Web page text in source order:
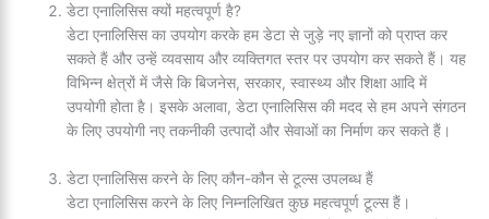
डेटा एनालिसिस क्यों महत्वपूर्ण है?
डेटा एनालिसिस का उपयोग करके हम डेटा से जुड़े नए ज्ञानों को प्राप्त कर
सकते हैं और उन्हें व्यवसाय और व्यक्तिगत स्तर पर उपयोग कर सकते हैं। यह
विभिन्न क्षेत्रों में जैसे कि बिजनेस, सरकार, स्वास्थ्य और शिक्षा आदि में
उपयोगी होता है। इसके अलावा, डेटा एनालिसिस की मदद से हम अपने संगठन
के लिए उपयोगी नए तकनीकी उत्पादों और सेवाओं का निर्माण कर सकते हैं।
डेटा एनालिसिस करने के लिए कौन-कौन से टूल्स उपलब्ध हैं
डेटा एनालिसिस करने के लिए निम्नलिखित कुछ महत्वपूर्ण टूल्स हैं।